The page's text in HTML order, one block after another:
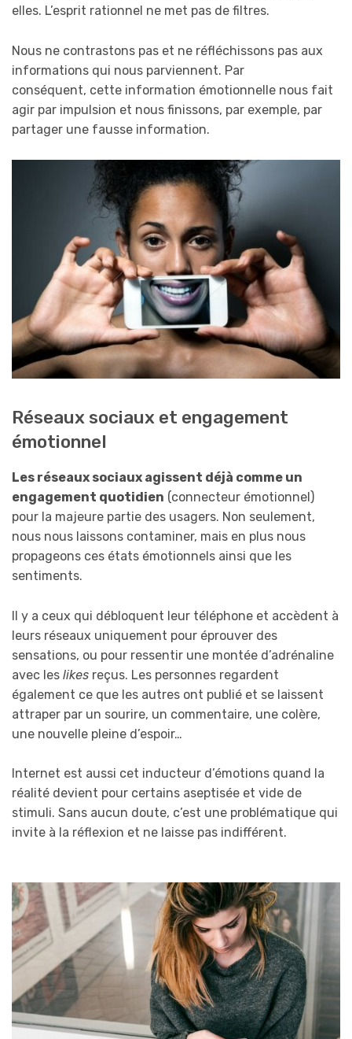
elles. L’esprit rationnel ne met pas de filtres.
Nous ne contrastons pas et ne réfléchissons pas aux
informations qui nous parviennent. Par
conséquent, cette information émotionnelle nous fait
agir par impulsion et nous finissons, par exemple, par
partager une fausse information.
Réseaux sociaux et engagement
émotionnel
Les réseaux sociaux agissent déjà comme un
engagement quotidien (connecteur émotionnel)
pour la majeure partie des usagers. Non seulement,
nous nous laissons contaminer, mais en plus nous
propageons ces états émotionnels ainsi que les
sentiments.
Il y a ceux qui débloquent leur téléphone et accèdent à
leurs réseaux uniquement pour éprouver des
sensations, ou pour ressentir une montée d’adrénaline
avec les likes reçus. Les personnes regardent
également ce que les autres ont publié et se laissent
attraper par un sourire, un commentaire, une colère,
une nouvelle pleine d’espoir…
Internet est aussi cet inducteur d’émotions quand la
réalité devient pour certains aseptisée et vide de
stimuli. Sans aucun doute, c’est une problématique qui
invite à la réflexion et ne laisse pas indifférent.